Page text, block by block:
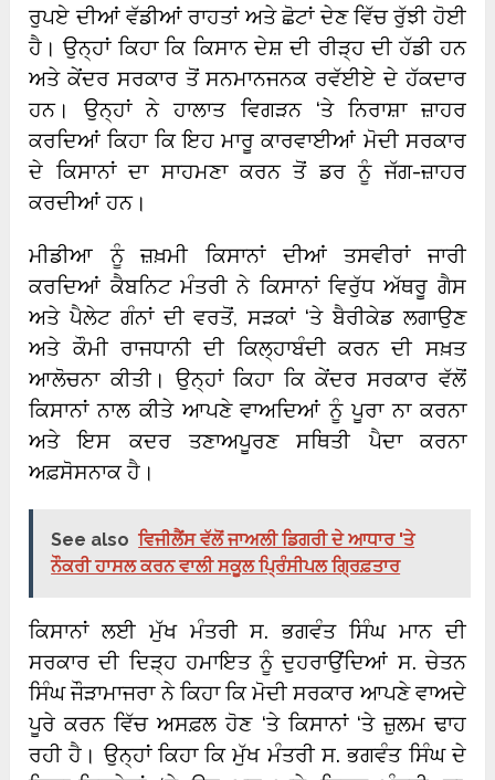
ਰੁਪਏ ਦੀਆਂ ਵੱਡੀਆਂ ਰਾਹਤਾਂ ਅਤੇ ਛੋਟਾਂ ਦੇਣ ਵਿੱਚ ਰੁੱਝੀ ਹੋਈ
ਹੈ। ਉਨ੍ਹਾਂ ਕਿਹਾ ਕਿ ਕਿਸਾਨ ਦੇਸ਼ ਦੀ ਰੀੜ੍ਹ ਦੀ ਹੱਡੀ ਹਨ
ਅਤੇ ਕੇਂਦਰ ਸਰਕਾਰ ਤੋਂ ਸਨਮਾਨਜਨਕ ਰਵੱਈਏ ਦੇ ਹੱਕਦਾਰ
ਹਨ। ਉਨ੍ਹਾਂ ਨੇ ਹਾਲਾਤ ਵਿਗੜਨ ‘ਤੇ ਨਿਰਾਸ਼ਾ ਜ਼ਾਹਰ
ਕਰਦਿਆਂ ਕਿਹਾ ਕਿ ਇਹ ਮਾਰੂ ਕਾਰਵਾਈਆਂ ਮੋਦੀ ਸਰਕਾਰ
ਦੇ ਕਿਸਾਨਾਂ ਦਾ ਸਾਹਮਣਾ ਕਰਨ ਤੋਂ ਡਰ ਨੂੰ ਜੱਗ-ਜ਼ਾਹਰ
ਕਰਦੀਆਂ ਹਨ।
ਮੀਡੀਆ ਨੂੰ ਜ਼ਖ਼ਮੀ ਕਿਸਾਨਾਂ ਦੀਆਂ ਤਸਵੀਰਾਂ ਜਾਰੀ
ਕਰਦਿਆਂ ਕੈਬਨਿਟ ਮੰਤਰੀ ਨੇ ਕਿਸਾਨਾਂ ਵਿਰੁੱਧ ਅੱਥਰੂ ਗੈਸ
ਅਤੇ ਪੈਲੇਟ ਗੰਨਾਂ ਦੀ ਵਰਤੋਂ, ਸੜਕਾਂ ‘ਤੇ ਬੈਰੀਕੇਡ ਲਗਾਉਣ
ਅਤੇ ਕੌਮੀ ਰਾਜਧਾਨੀ ਦੀ ਕਿਲ੍ਹਾਬੰਦੀ ਕਰਨ ਦੀ ਸਖ਼ਤ
ਆਲੋਚਨਾ ਕੀਤੀ। ਉਨ੍ਹਾਂ ਕਿਹਾ ਕਿ ਕੇਂਦਰ ਸਰਕਾਰ ਵੱਲੋਂ
ਕਿਸਾਨਾਂ ਨਾਲ ਕੀਤੇ ਆਪਣੇ ਵਾਅਦਿਆਂ ਨੂੰ ਪੂਰਾ ਨਾ ਕਰਨਾ
ਅਤੇ ਇਸ ਕਦਰ ਤਣਾਅਪੂਰਣ ਸਥਿਤੀ ਪੈਦਾ ਕਰਨਾ
ਅਫ਼ਸੋਸਨਾਕ ਹੈ।
See also ਵਿਜੀਲੈਂਸ ਵੱਲੋਂ ਜਾਅਲੀ ਡਿਗਰੀ ਦੇ ਆਧਾਰ 'ਤੇ
ਨੌਕਰੀ ਹਾਸਲ ਕਰਨ ਵਾਲੀ ਸਕੂਲ ਪ੍ਰਿੰਸੀਪਲ ਗ੍ਰਿਫ਼ਤਾਰ
ਕਿਸਾਨਾਂ ਲਈ ਮੁੱਖ ਮੰਤਰੀ ਸ. ਭਗਵੰਤ ਸਿੰਘ ਮਾਨ ਦੀ
ਸਰਕਾਰ ਦੀ ਦਿੜ੍ਹ ਹਮਾਇਤ ਨੂੰ ਦੁਹਰਾਉਂਦਿਆਂ ਸ. ਚੇਤਨ
ਸਿੰਘ ਜੌੜਾਮਾਜਰਾ ਨੇ ਕਿਹਾ ਕਿ ਮੋਦੀ ਸਰਕਾਰ ਆਪਣੇ ਵਾਅਦੇ
ਪੂਰੇ ਕਰਨ ਵਿੱਚ ਅਸਫ਼ਲ ਹੋਣ ‘ਤੇ ਕਿਸਾਨਾਂ ‘ਤੇ ਜ਼ੁਲਮ ਢਾਹ
ਰਹੀ ਹੈ। ਉਨ੍ਹਾਂ ਕਿਹਾ ਕਿ ਮੁੱਖ ਮੰਤਰੀ ਸ. ਭਗਵੰਤ ਸਿੰਘ ਦੇ